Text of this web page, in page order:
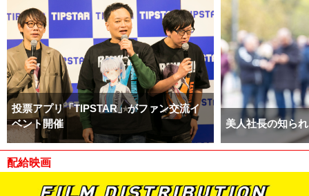
投票アプリ「TIPSTAR」がファン交流イ
ベント開催
美人社長の知ら
配給映画